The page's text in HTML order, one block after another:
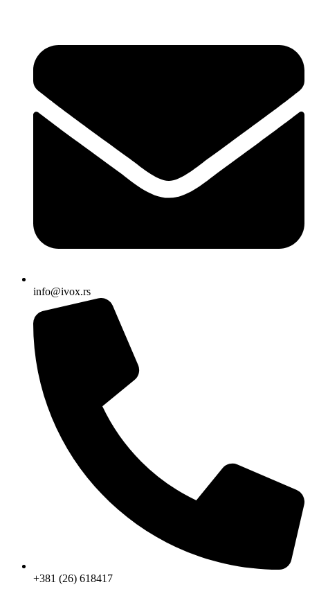
info@ivox.rs
+381 (26) 618417